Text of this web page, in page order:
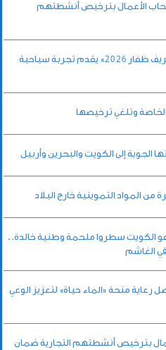
الأعمال بترخيص أنشطتهم
الطبيعة تروي حكاية التراث.. و«خريف ظفار 2026» يقدم تجربة سياحية
الخاصة وتلغي ترخيصها
الجوية إلى الكويت والبحرين وأربيل
المواد التموينية خارج البلاد
الكويت سطروا ملحمة وطنية خالدة..
الغاشم
رعاية منحة «الماء حياة» لتعزيز الوعي
بترخيص أنشطتهم التجارية ضمان